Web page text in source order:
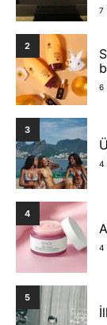
7
2
6
3
4
4
4
5